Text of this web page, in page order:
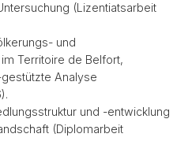
(Lizentiatsarbeit
und
Territoire de Belfort,
Analyse
und -entwicklung
(Diplomarbeit